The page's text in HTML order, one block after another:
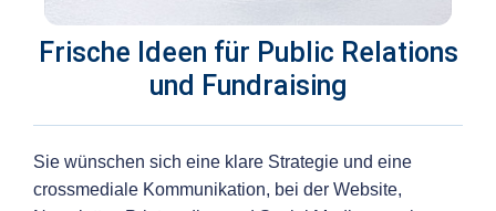
Frische Ideen für Public Relations
und Fundraising
Sie wünschen sich eine klare Strategie und eine
crossmediale Kommunikation, bei der Website,